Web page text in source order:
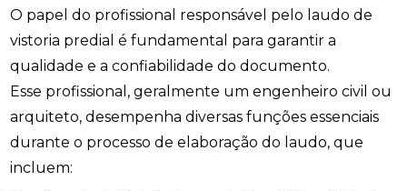
O papel do profissional responsável pelo laudo de
vistoria predial é fundamental para garantir a
qualidade e a confiabilidade do documento.
Esse profissional, geralmente um engenheiro civil ou
arquiteto, desempenha diversas funções essenciais
durante o processo de elaboração do laudo, que
incluem: